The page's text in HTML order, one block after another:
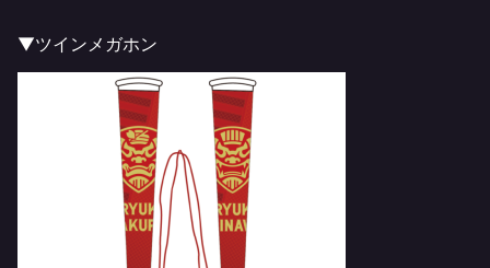
▼ツインメガホン